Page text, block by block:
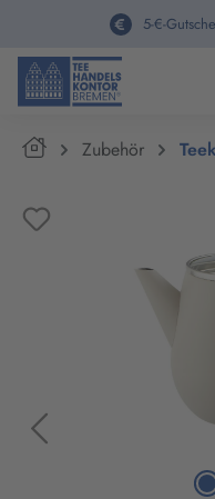
5-€-
HomeZubehör
Bildergalerie überspringen